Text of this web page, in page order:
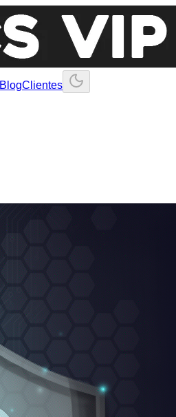
BlogClientes